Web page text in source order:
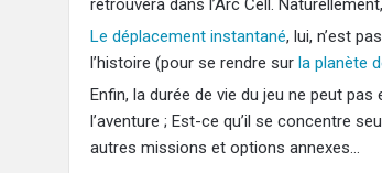
retrouvera dans l’Arc Cell.
Le déplacement instantané, lui, n’est
l’histoire (pour se rendre sur la planète
Enfin, la durée de vie du jeu ne peut
l’aventure ; Est-ce qu’il se concentre
autres missions et options annexes…